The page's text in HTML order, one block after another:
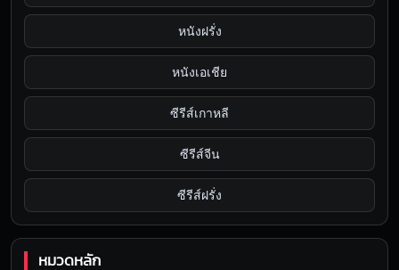
หนังฝรั่ง
หนังเอเชีย
ซีรีส์เกาหลี
ซีรีส์จีน
ซีรีส์ฝรั่ง
หมวดหลัก